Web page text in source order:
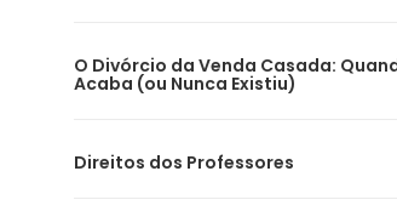
O Divórcio da Venda Casada:
Acaba (ou Nunca Existiu)
Direitos dos Professores